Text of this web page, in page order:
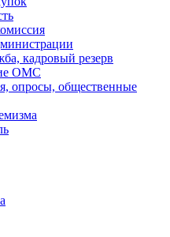
кадровый резерв
ОМС
опросы, общественные